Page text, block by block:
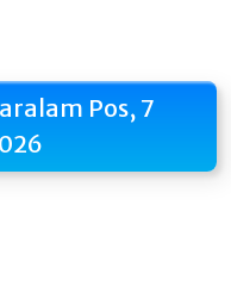
Pos, 7